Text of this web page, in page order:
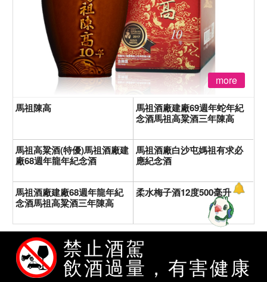
馬祖陳高
馬祖酒廠建廠69週年蛇年紀
念酒馬祖高粱酒三年陳高
馬祖高粱酒(特優)馬祖酒廠建
廠68週年龍年紀念酒
馬祖酒廠白沙屯媽祖有求必
應紀念酒
馬祖酒廠建廠68週年龍年紀
念酒馬祖高粱酒三年陳高
柔水梅子酒12度500毫升
more
熱賣商品排行榜
愛之味純濃燕麥-24瓶裝（新）
禁止酒駕
飲酒過量，有害健康